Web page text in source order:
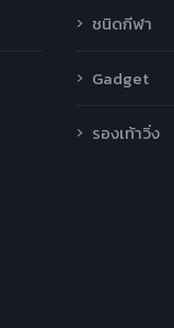
ชนิดกีฬา
Gadget
รองเท้าวิ่ง